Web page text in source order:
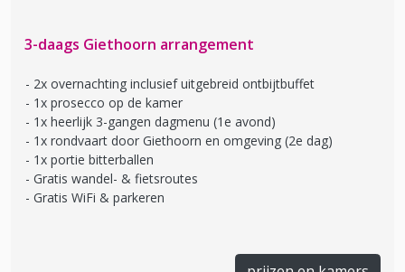
3-daags Giethoorn arrangement
2x overnachting inclusief uitgebreid ontbijtbuffet
1x prosecco op de kamer
1x heerlijk 3-gangen dagmenu (1e avond)
1x rondvaart door Giethoorn en omgeving (2e dag)
1x portie bitterballen
Gratis wandel- & fietsroutes
Gratis WiFi & parkeren